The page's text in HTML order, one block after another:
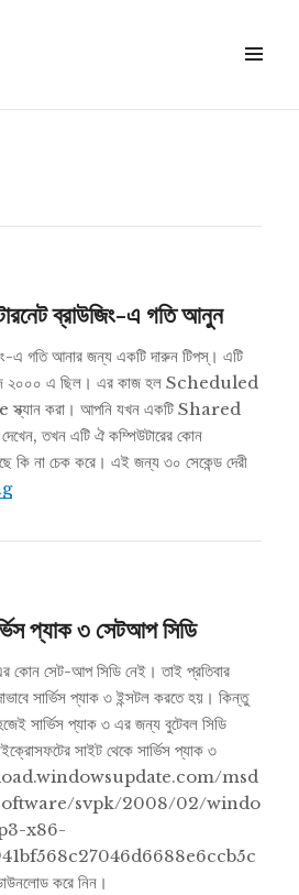
WIDGETS
ব্রাউজিং-এ গতি আনুন
এ গতি আনার জন্য একটি দারুন টিপস্। এটি
২০০০ এ ছিল। এর কাজ হল Scheduled
করা। আপনি যখন একটি Shared
তখন এটি ঐ কম্পিউটারের কোন
চেক করে। এই জন্য ৩০ সেকেন্ড দেরী
উইন্ডোজ এক্সপিতে ইন্টারনেট ব্রাউজিং-এ গতি আনুন
প্যাক ৩ সেটআপ সিডি
কোন সেট-আপ সিডি নেই। তাই প্রতিবার
সার্ভিস প্যাক ৩ ইন্সটল করতে হয়। কিন্তু
সার্ভিস প্যাক ৩ এর জন্য বুটেবল সিডি
সাইট থেকে সার্ভিস প্যাক ৩
msd
svpk/2008/02/windo
x86-
করে নিন।